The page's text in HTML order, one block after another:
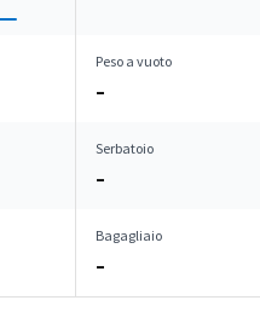
Peso a vuoto
–
Serbatoio
–
Bagagliaio
–